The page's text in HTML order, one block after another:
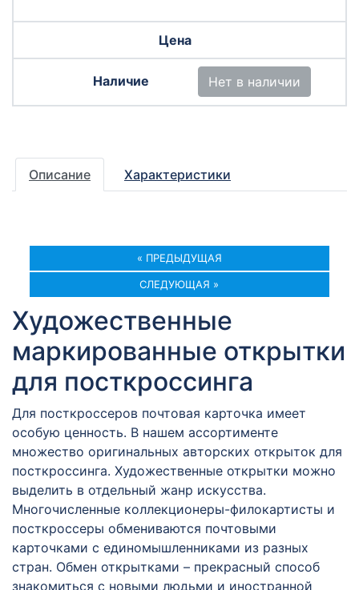
Нет в наличии
Описание Характеристики
« ПРЕДЫДУЩАЯ
СЛЕДУЮЩАЯ »
Художественные
маркированные открытки
для посткроссинга
Для посткроссеров почтовая карточка имеет
особую ценность. В нашем ассортименте
множество оригинальных авторских открыток для
посткроссинга. Художественные открытки можно
выделить в отдельный жанр искусства.
Многочисленные коллекционеры-филокартисты и
посткроссеры обмениваются почтовыми
карточками с единомышленниками из разных
стран. Обмен открытками – прекрасный способ
знакомиться с новыми людьми и иностранной